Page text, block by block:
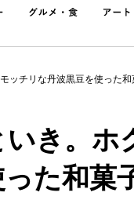
ッチリな丹波黒豆を使った和
き。ホ
た和菓